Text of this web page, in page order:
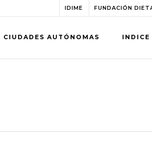
IDIME FUNDACIÓN
CIUDADES AUTÓNOMAS INDICE